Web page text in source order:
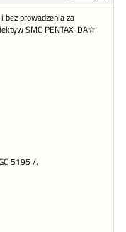
bez prowadzenia za
SMC PENTAX-DA☆
5195 /.